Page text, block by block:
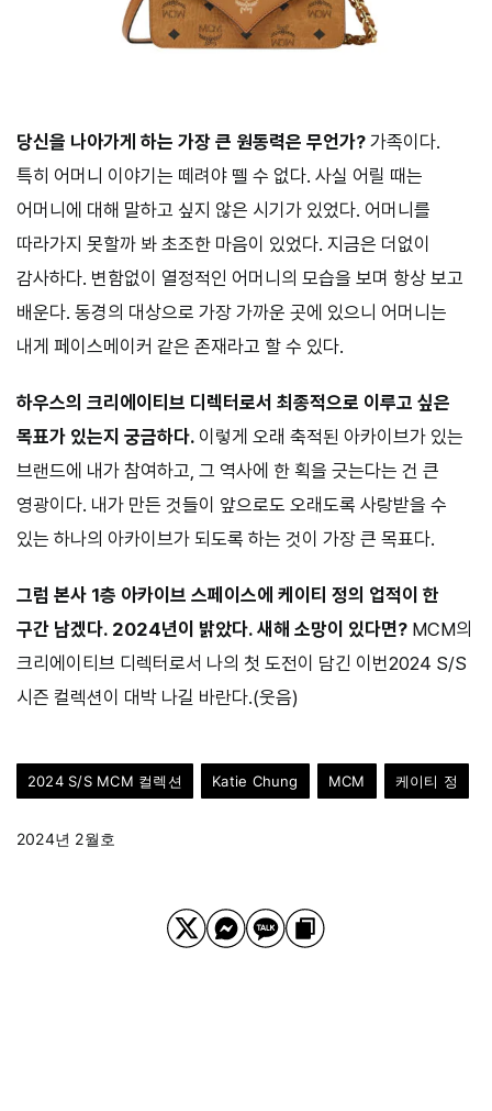
당신을 나아가게 하는 가장 큰 원동력은 무언가? 가족이다.
특히 어머니 이야기는 떼려야 뗄 수 없다. 사실 어릴 때는
어머니에 대해 말하고 싶지 않은 시기가 있었다. 어머니를
따라가지 못할까 봐 초조한 마음이 있었다. 지금은 더없이
감사하다. 변함없이 열정적인 어머니의 모습을 보며 항상 보고
배운다. 동경의 대상으로 가장 가까운 곳에 있으니 어머니는
내게 페이스메이커 같은 존재라고 할 수 있다.
하우스의 크리에이티브 디렉터로서 최종적으로 이루고 싶은
목표가 있는지 궁금하다. 이렇게 오래 축적된 아카이브가 있는
브랜드에 내가 참여하고, 그 역사에 한 획을 긋는다는 건 큰
영광이다. 내가 만든 것들이 앞으로도 오래도록 사랑받을 수
있는 하나의 아카이브가 되도록 하는 것이 가장 큰 목표다.
그럼 본사 1층 아카이브 스페이스에 케이티 정의 업적이 한
구간 남겠다. 2024년이 밝았다. 새해 소망이 있다면? MCM의
크리에이티브 디렉터로서 나의 첫 도전이 담긴 이번2024 S/S
시즌 컬렉션이 대박 나길 바란다.(웃음)
2024 S/S MCM 컬렉션 Katie Chung MCM 케이티 정
2024년 2월호